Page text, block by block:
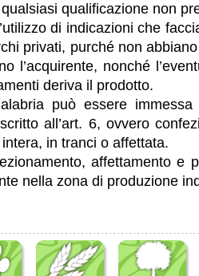
qualificazione non
di indicazioni che
privati, purché non
l’acquirente, nonché
deriva il prodotto.
può essere
all’art. 6, ovvero
in tranci o affettata.
affettamento e
nella zona di produzione